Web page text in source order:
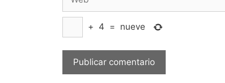
+ 4 = nueve